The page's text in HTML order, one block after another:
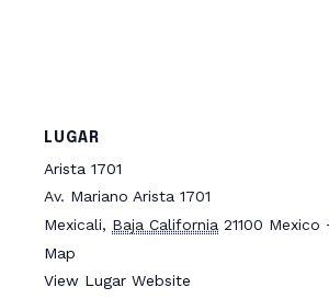
LUGAR
Arista 1701
Av. Mariano Arista 1701
Mexicali, Baja California 21100 Mexico
Map
View Lugar Website